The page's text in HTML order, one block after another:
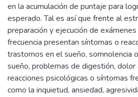
en la acumulación de puntaje para
esperado. Tal es así que frente al
preparación y ejecución de
frecuencia presentan síntomas o
trastornos en el sueño, somnolencia
sueño, problemas de digestión, dolor
reacciones psicológicas o síntomas
como la inquietud, ansiedad,